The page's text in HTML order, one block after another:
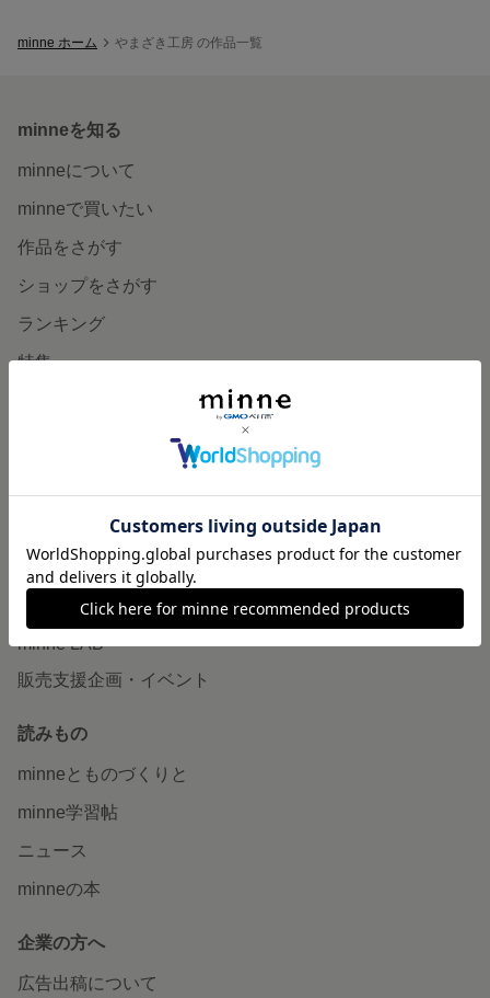
minne ホーム やまざき工房 の作品一覧
minneを知る
minneについて
minneで買いたい
作品をさがす
ショップをさがす
ランキング
特集
食品販売
ヴィンテージ販売
ダウンロード販売
minne PLUS
minne LAB
販売支援企画・イベント
読みもの
minneとものづくりと
minne学習帖
ニュース
minneの本
企業の方へ
広告出稿について